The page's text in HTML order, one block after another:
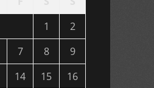
1
2
7 8
9
14 15
16